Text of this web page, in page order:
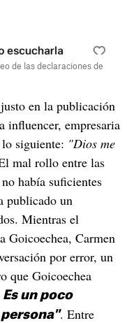
de las declaraciones de
en la publicación
influencer, empresaria
siguiente: "Dios me
mal rollo entre las
había suficientes
publicado un
Mientras el
Goicoechea, Carmen
por error, un
que Goicoechea
Es un poco
. Entre